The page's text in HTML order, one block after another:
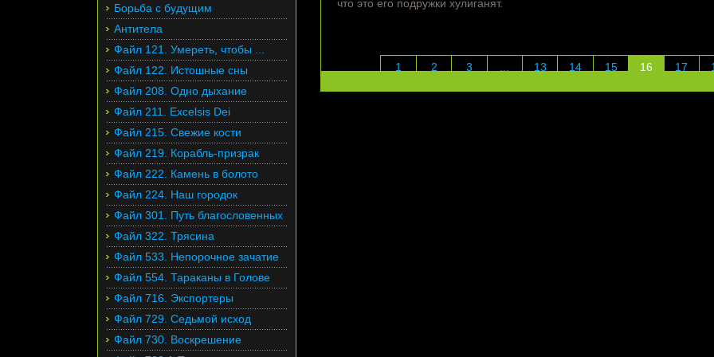
что это его подружки хулиганят.
1 2 3 13 14 15 16 17
Борьба с будущим
Антитела
Файл 121. Умереть, чтобы ...
Файл 122. Истошные сны
Файл 208. Одно дыхание
Файл 211. Excelsis Dei
Файл 215. Свежие кости
Файл 219. Корабль-призрак
Файл 222. Камень в болото
Файл 224. Наш городок
Файл 301. Путь благословенных
Файл 322. Трясина
Файл 533. Непорочное зачатие
Файл 554. Тараканы в Голове
Файл 716. Экспортеры
Файл 729. Седьмой исход
Файл 730. Воскрешение